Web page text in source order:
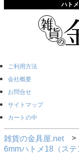
ハト
ご利用方法
会社概要
お問合せ
サイトマップ
カートの中
雑貨の金具屋.net
6mmハトメ18（ス